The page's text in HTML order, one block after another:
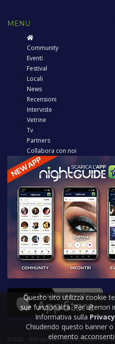
MENU
Community
Eventi
Festival
Locali
News
Recensioni
Interviste
Vetrine
Tv
Partners
Collabora con noi
©2020 - Nightguide.it gestito da Welabs
Questo sito utilizza cookie
sue funzionalità. Per ulteriori
Informativa sulla Privacy
Chiudendo questo banner
elemento